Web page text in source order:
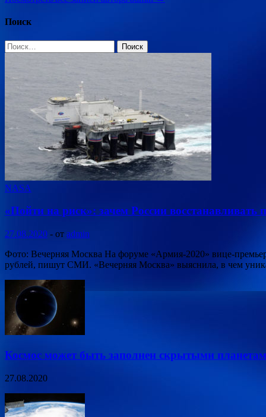
Поиск
Найти:
NASA
«Пойти на риск»: зачем России
27.08.2020 - от admin
Фото: Вечерняя Москва На форуме «Армия-2020» вице-
рублей, пишут СМИ. «Вечерняя Москва» выяснила, в чем
Космос может быть заполнен скрытыми
27.08.2020